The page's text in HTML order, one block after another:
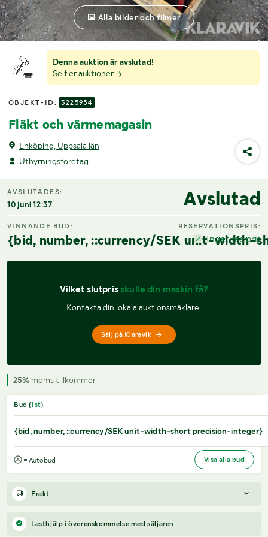
Denna auktion är avslutad!
Se fler auktioner
OBJEKT-ID: 3225954
Fläkt och värmemagasin
Enköping, Uppsala län
Uthyrningsföretag
Alla bilder och filmer
AVSLUTADES:
10 juni 12:37 Avslutad
VINNANDE BUD:
{bid, number, ::currency/SEK unit-width-
RESERVATIONSPRIS:
Inget res.pris
Vilket slutpris skulle din maskin få?
Kontakta din lokala auktionsmäklare.
Sälj på Klaravik
25% moms tillkommer
Bud (1st)
{bid, number, ::currency/SEK unit-width-short precision-integer}
= Autobud Visa alla bud
Frakt
Boka frakt?Det finns ingen specifik information om frakt för
just det här objektet, men om du skickar oss en förfrågan via
Lasthjälp i överenskommelse med säljaren